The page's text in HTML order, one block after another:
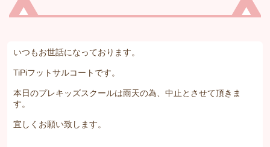
いつもお世話になっております。
TiPiフットサルコートです。
本日のプレキッズスクールは雨天の為、中止とさせて頂きま
す。
宜しくお願い致します。